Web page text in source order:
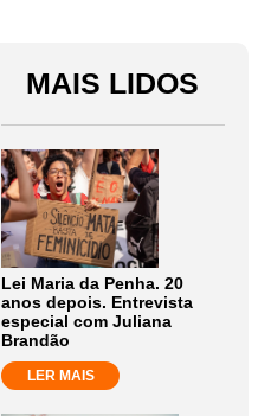
MAIS LIDOS
Lei Maria da Penha. 20
anos depois. Entrevista
especial com Juliana
Brandão
LER MAIS